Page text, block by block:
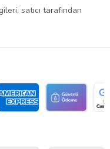
satıcı tarafından